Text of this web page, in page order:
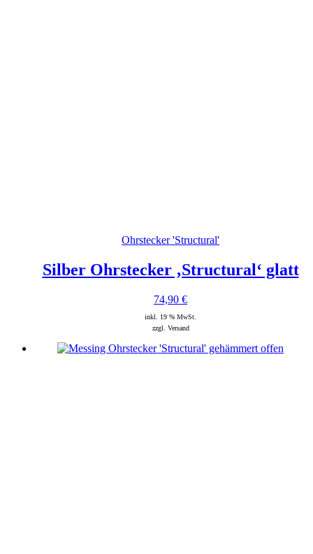
Ohrstecker 'Structural'
Silber Ohrstecker ‚Structural‘ glatt
74,90 €
inkl. 19 % MwSt.
zzgl. Versand